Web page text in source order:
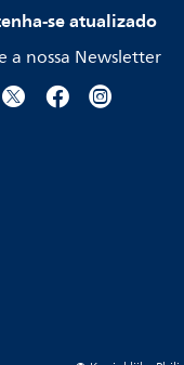
se atualizado
a nossa Newsletter